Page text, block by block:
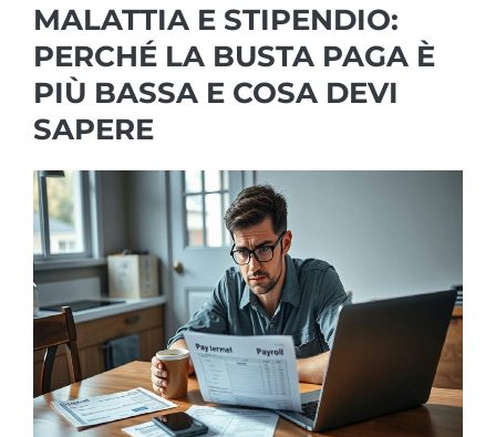
MALATTIA E STIPENDIO:
PERCHÉ LA BUSTA PAGA È
PIÙ BASSA E COSA DEVI
SAPERE